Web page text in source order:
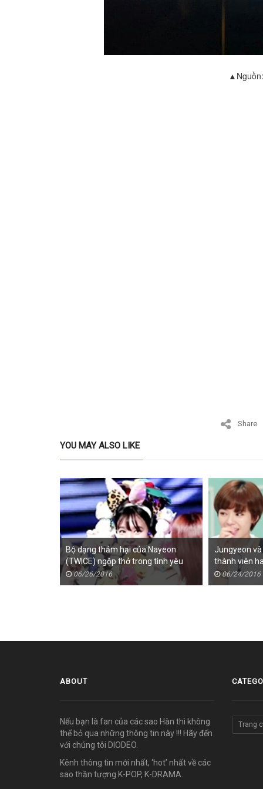
Share
YOU MAY ALSO LIKE
Bộ dạng thảm hại của Nayeon
(TWICE) ngộp thở trong tình yêu
thú bông
06/26/2016
Jungyeon và
thành viên
khi dọn dẹp
06/24/2016
ABOUT
Nếu bạn là fan của các sao Hàn thì không
thể bỏ qua những thông tin này !!! Hãy đến
với chúng tôi DIODEO.
Kênh thông tin mới nhất, ‘hot’ nhất về các
sao thần tượng K-POP, K-DRAMA.
Trang